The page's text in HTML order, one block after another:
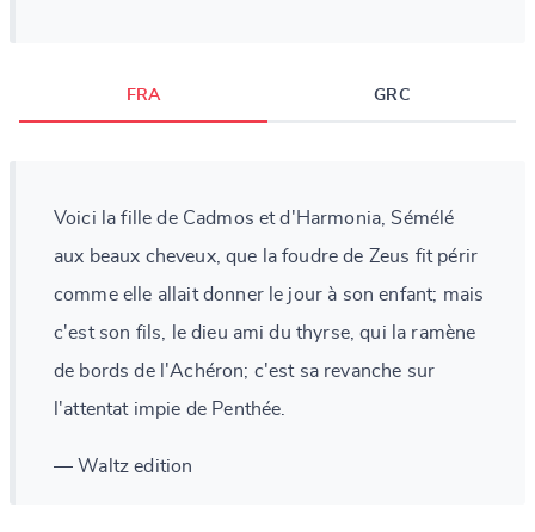
FRA GRC
Voici la fille de Cadmos et d'Harmonia, Sémélé
aux beaux cheveux, que la foudre de Zeus fit périr
comme elle allait donner le jour à son enfant; mais
c'est son fils, le dieu ami du thyrse, qui la ramène
de bords de l'Achéron; c'est sa revanche sur
l'attentat impie de Penthée.
— Waltz edition